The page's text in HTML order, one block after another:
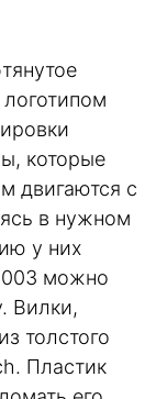
которые
двигаются с
в нужном
у них
003 можно
Вилки,
толстого
Пластик